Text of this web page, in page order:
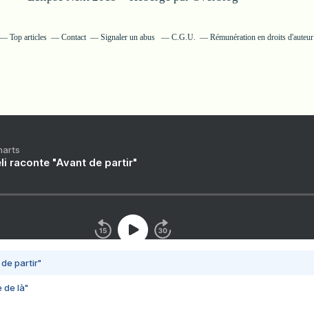
Top articles Contact Signaler un abus C.G.U. Rémunération en droits d'auteur
raconte "Avant de partir"
de partir"
de là"